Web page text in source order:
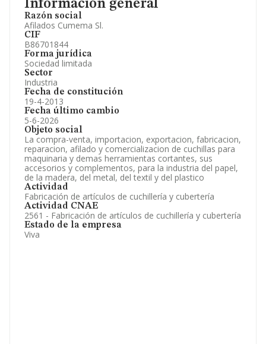
Información general
Razón social
Afilados Cumema Sl.
CIF
B86701844
Forma jurídica
Sociedad limitada
Sector
Industria
Fecha de constitución
19-4-2013
Fecha último cambio
5-6-2026
Objeto social
La compra-venta, importacion, exportacion, fabricacion,
reparacion, afilado y comercializacion de cuchillas para
maquinaria y demas herramientas cortantes, sus
accesorios y complementos, para la industria del papel,
de la madera, del metal, del textil y del plastico
Actividad
Fabricación de artículos de cuchillería y cubertería
Actividad CNAE
2561 - Fabricación de artículos de cuchillería y cubertería
Estado de la empresa
Viva